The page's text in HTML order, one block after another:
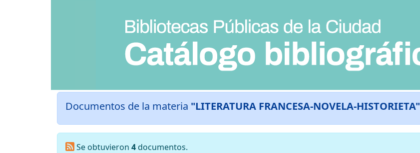
Documentos de la materia "LITERATURA FRANCESA-NOVELA-HISTORIETA"
Se obtuvieron 4documentos.